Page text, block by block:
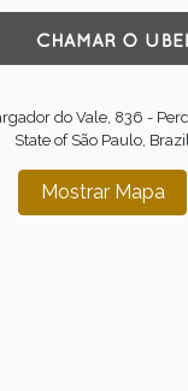
do Vale, 836 -
State of São Paulo, Brazil
Mostrar Mapa